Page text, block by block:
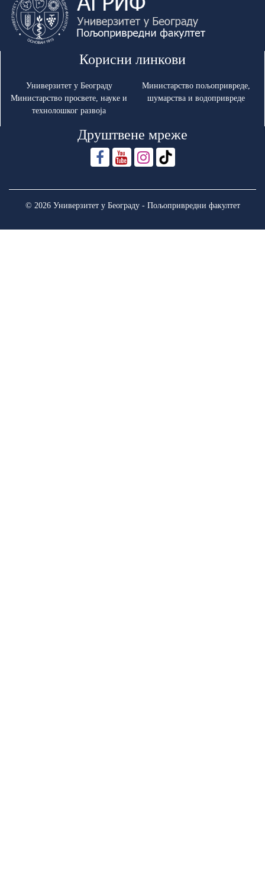
Корисни линкови
Универзитет у Београду
Министарство просвете, науке и
технолошког развоја
Министарство пољопривреде,
шумарства и водопривреде
Друштвене мреже
© 2026 Универзитет у Београду - Пољопривредни факултет